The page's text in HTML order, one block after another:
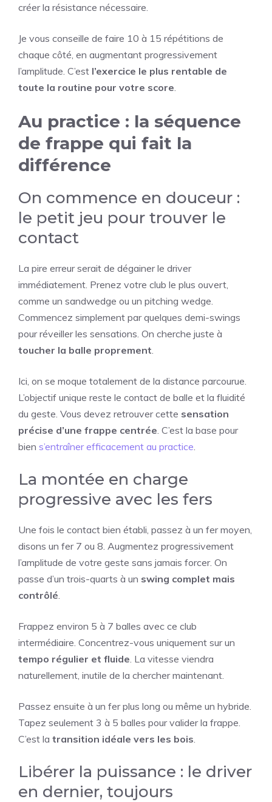
créer la résistance nécessaire.
Je vous conseille de faire 10 à 15 répétitions de
chaque côté, en augmentant progressivement
l’amplitude. C’est l’exercice le plus rentable de
toute la routine pour votre score
Au practice : la séquence
de frappe qui fait la
différence
On commence en douceur :
le petit jeu pour trouver le
contact
La pire erreur serait de dégainer le driver
immédiatement. Prenez votre club le plus ouvert,
comme un sandwedge ou un pitching wedge.
Commencez simplement par quelques demi-swings
pour réveiller les sensations. On cherche juste à
toucher la balle proprement
Ici, on se moque totalement de la distance parcourue.
L’objectif unique reste le contact de balle et la fluidité
du geste. Vous devez retrouver cette sensation
précise d’une frappe centrée . C’est la base pour
bien s’entraîner efficacement au practice
La montée en charge
progressive avec les fers
Une fois le contact bien établi, passez à un fer moyen,
disons un fer 7 ou 8. Augmentez progressivement
l’amplitude de votre geste sans jamais forcer. On
passe d’un trois-quarts à un swing complet mais
contrôlé
Frappez environ 5 à 7 balles avec ce club
intermédiaire. Concentrez-vous uniquement sur un
tempo régulier et fluide . La vitesse viendra
naturellement, inutile de la chercher maintenant.
Passez ensuite à un fer plus long ou même un hybride.
Tapez seulement 3 à 5 balles pour valider la frappe.
C’est la transition idéale vers les bois
Libérer la puissance : le driver
en dernier, toujours